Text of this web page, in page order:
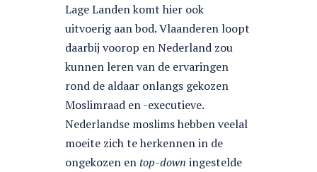
Lage Landen komt hier ook
uitvoerig aan bod. Vlaanderen loopt
daarbij voorop en Nederland zou
kunnen leren van de ervaringen
rond de aldaar onlangs gekozen
Moslimraad en -executieve.
Nederlandse moslims hebben veelal
moeite zich te herkennen in de
ongekozen entop-down ingestelde